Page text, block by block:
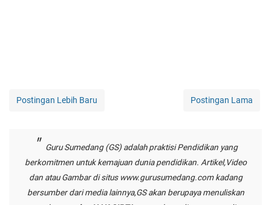
Postingan Lebih Baru Postingan Lama
Guru Sumedang (GS) adalah praktisi Pendidikan yang
berkomitmen untuk kemajuan dunia pendidikan. Artikel,Video
dan atau Gambar di situs www.gurusumedang.comkadang
bersumber dari media lainnya,GS akan berupaya menuliskan